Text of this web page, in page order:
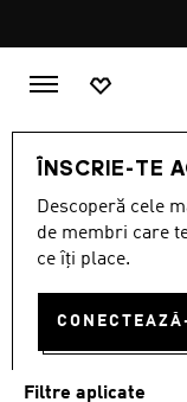
ÎNSCRIE-TE
Descoperă cele
de membri care
ce îți place.
Echipe naționale
COPII ·
Filtre aplicate